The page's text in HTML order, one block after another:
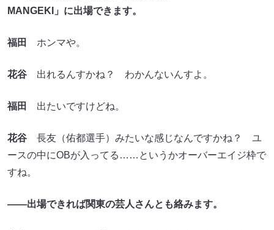
MANGEKI」に出場できます。
福田 ホンマや。
花谷 出れるんすかね？ わかんないんすよ。
福田 出たいですけどね。
花谷 長友（佑都選手）みたいな感じなんですかね？ ユ
ースの中にOBが入ってる……というかオーバーエイジ枠で
すね。
――出場できれば関東の芸人さんとも絡みます。